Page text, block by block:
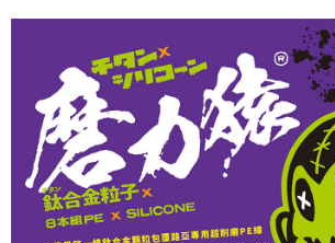
任。
４．使用「AFTEE先享後付」時，將依據個別帳號之
時審查核予不同之上限額度；若仍有額度不足之情
請求用戶進行身份認證。
５．嚴禁一人註冊多個帳號或使用他人資訊註冊。
恩沛科技股份有限公司將有權停止該用戶之使用額
貨到付款（門市自取請勿下單，請聯繫客服）
每筆NT$200，滿NT$3,000(含以上)免運費